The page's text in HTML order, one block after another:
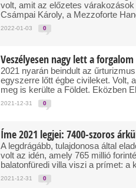
volt, amit az előzetes
Csámpai Károly, a Mezzoforte
2022-01-03 0
Veszélyesen nagy lett a
2021 nyarán beindult az
egyszerre lőtt égbe civileket. Volt,
meg is kerülte a Földet. Eközben
2021-12-31 0
Íme 2021 legjei: 7400-szoros
A legdrágább, tulajdonosa által
volt az idén, amely 765 millió
balatonfüredi villa viszi a prímet: a
2021-12-31 0